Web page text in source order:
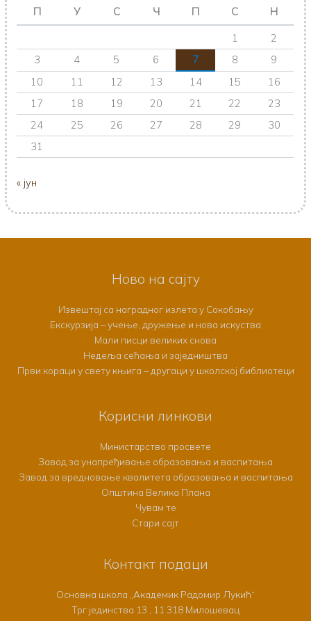
П У С Ч П С
Н
1
2
3
4 5 6 7 8
9
10
11 12 13 14 15
16
17
18 19 20 21 22
23
24
25 26 27 28 29
30
31
« јун
Ново на сајту
Извештај са наградног излета у Сокобању
Екскурзија – учење, дружење и нова искуства
Мали писци великих снова
Недеља сећања и заједништва
Први кораци у свету књига – другаци у школској библиотеци
Корисни линкови
Министарство просвете
Завод за унапређивање образовања и васпитања
Завод за вредновање квалитета образовања и васпитања
Општина Велика Плана
Чувам те
Стари сајт
Контакт подаци
Основна школа „Академик Радомир Лукић“
Трг јединства 13 , 11 318 Милошевац